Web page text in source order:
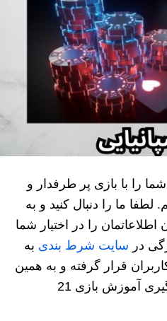
را با بازی پر طرفدار و
کنیم. لطفا ما را دنبال کنید و به
اطلاعاتمان را در اختیار شما
در سایت شرط بندی به
قرار گرفته و به همین
خاطر بسیاری تمایل به یادگیری آموزش بازی 21